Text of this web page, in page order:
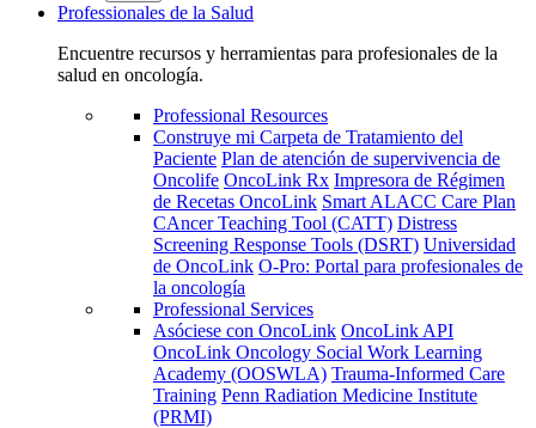
Professionales de la Salud
Encuentre recursos y herramientas para profesionales de la
salud en oncología.
Professional Resources
Construye mi Carpeta de Tratamiento del
Paciente Plan de atención de supervivencia de
Oncolife OncoLink Rx Impresora de Régimen
de Recetas OncoLink Smart ALACC Care Plan
CAncer Teaching Tool (CATT) Distress
Screening Response Tools (DSRT) Universidad
de OncoLink O-Pro: Portal para profesionales de
la oncología
Professional Services
Asóciese con OncoLink OncoLink API
OncoLink Oncology Social Work Learning
Academy (OOSWLA) Trauma-Informed Care
Training Penn Radiation Medicine Institute
(PRMI)